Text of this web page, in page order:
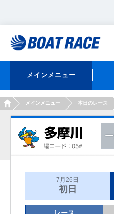
メインメニュー
HOMEメインメニュー 本日のレース
7月26日
初日